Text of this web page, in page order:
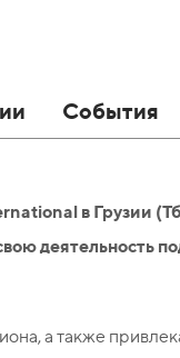
События
в Грузии
деятельность
а также